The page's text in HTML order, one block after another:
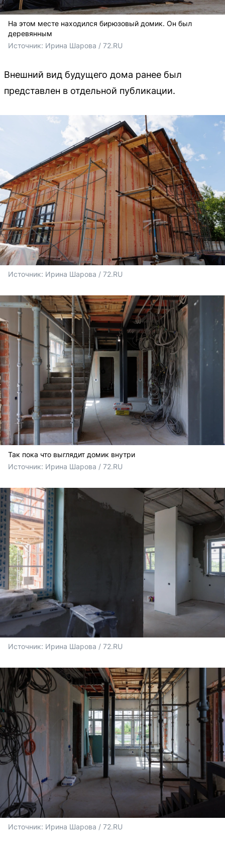
На этом месте находился бирюзовый домик. Он был
деревянным
Источник: Ирина Шарова / 72.RU
Внешний вид будущего дома ранее был
представлен в отдельной публикации.
Источник: Ирина Шарова / 72.RU
Так пока что выглядит домик внутри
Источник: Ирина Шарова / 72.RU
Источник: Ирина Шарова / 72.RU
Источник: Ирина Шарова / 72.RU